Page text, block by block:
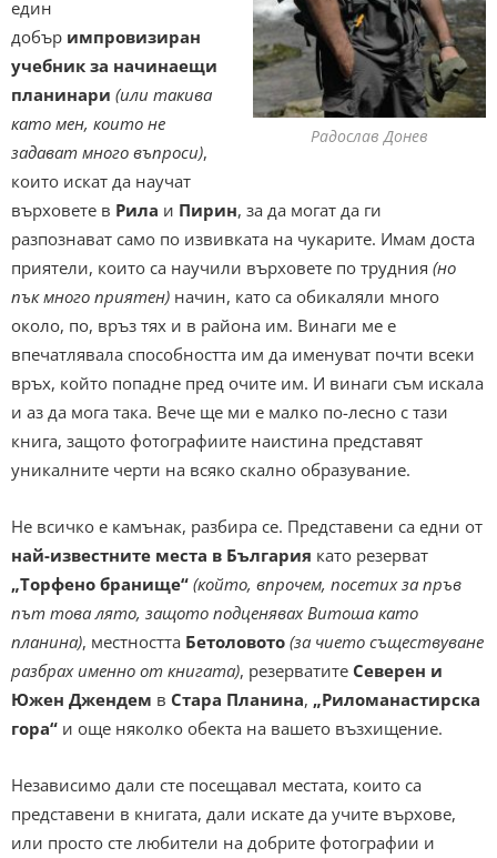
Радослав Донев
един
добър импровизиран
учебник за начинаещи
планинари (или такива
като мен, които не
задават много въпроси),
които искат да научат
върховете в Рила и Пирин, за да могат да ги
разпознават само по извивката на чукарите. Имам доста
приятели, които са научили върховете по трудния (но
пък много приятен) начин, като са обикаляли много
около, по, връз тях и в района им. Винаги ме е
впечатлявала способността им да именуват почти всеки
връх, който попадне пред очите им. И винаги съм искала
и аз да мога така. Вече ще ми е малко по-лесно с тази
книга, защото фотографиите наистина представят
уникалните черти на всяко скално образувание.
Не всичко е камънак, разбира се. Представени са едни от
най-известните места в България като резерват
„Торфено бранище“ (който, впрочем, посетих за пръв
път това лято, защото подценявах Витоша като
планина), местността Бетоловото (за чието съществуване
разбрах именно от книгата), резерватите Северен и
Южен Джендем в Стара Планина, „Риломанастирска
гора“ и още няколко обекта на вашето възхищение.
Независимо дали сте посещавал местата, които са
представени в книгата, дали искате да учите върхове,
или просто сте любители на добрите фотографии и